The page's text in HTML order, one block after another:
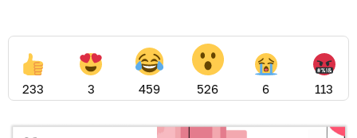
233 3 459 526 6 113